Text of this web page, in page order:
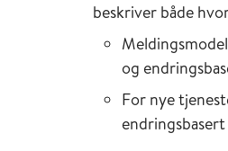
beskriver både
og
For nye